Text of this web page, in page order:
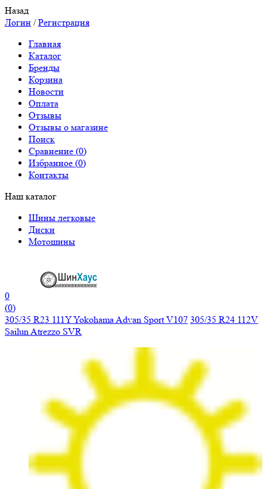
Назад
Логин /Регистрация
Главная
Каталог
Бренды
Корзина
Новости
Оплата
Отзывы
Отзывы о магазине
Поиск
Сравнение (0)
Избранное (0)
Контакты
Наш каталог
Шины легковые
Диски
Мотошины
0
(0)
305/35 R23 111Y Yokohama Advan Sport V107 305/35 R24 112V
Sailun Atrezzo SVR